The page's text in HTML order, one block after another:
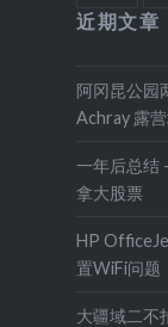
近期文章
阿冈昆公园
Achray 露
一年后总结
拿大股票
HP
置WiFi问题
大疆域二不